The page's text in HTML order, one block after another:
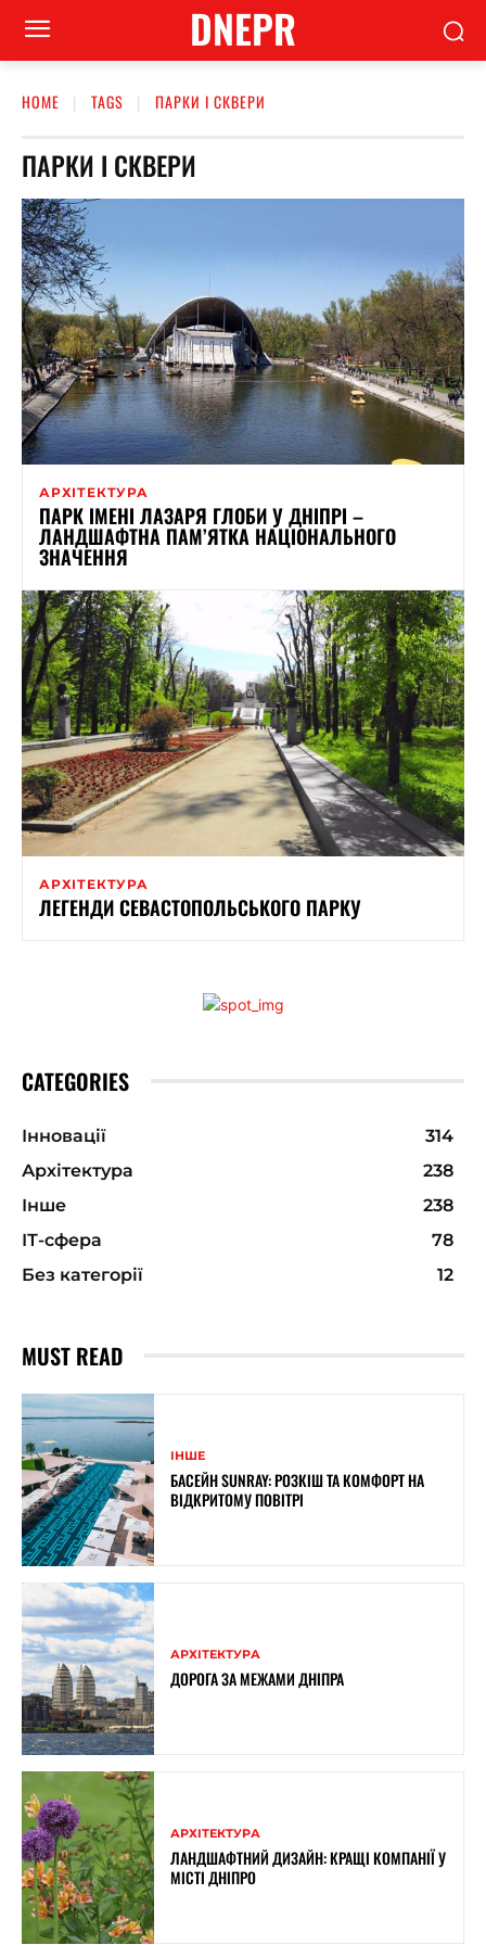
DNEPR
HOME TAGS ПАРКИ І СКВЕРИ
ПАРКИ І СКВЕРИ
АРХІТЕКТУРА
ПАРК ІМЕНІ ЛАЗАРЯ ГЛОБИ У ДНІПРІ –
ЛАНДШАФТНА ПАМ’ЯТКА НАЦІОНАЛЬНОГО
ЗНАЧЕННЯ
АРХІТЕКТУРА
ЛЕГЕНДИ СЕВАСТОПОЛЬСЬКОГО ПАРКУ
CATEGORIES
Інновації
314
Архітектура
238
Інше
238
ІТ-сфера
78
Без категорії
12
MUST READ
ІНШЕ
БАСЕЙН SUNRAY: РОЗКІШ ТА КОМФОРТ НА
ВІДКРИТОМУ ПОВІТРІ
АРХІТЕКТУРА
ДОРОГА ЗА МЕЖАМИ ДНІПРА
АРХІТЕКТУРА
ЛАНДШАФТНИЙ ДИЗАЙН: КРАЩІ КОМПАНІЇ У
МІСТІ ДНІПРО